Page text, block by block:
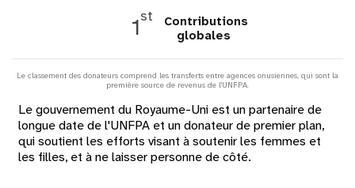
1st
Contributions
globales
Le classement des donateurs comprend les transferts entre agences onusiennes, qui sont la
première source de revenus de l'UNFPA.
Le gouvernement du Royaume-Uni est un partenaire de
longue date de l'UNFPA et un donateur de premier plan,
qui soutient les efforts visant à soutenir les femmes et
les filles, et à ne laisser personne de côté.